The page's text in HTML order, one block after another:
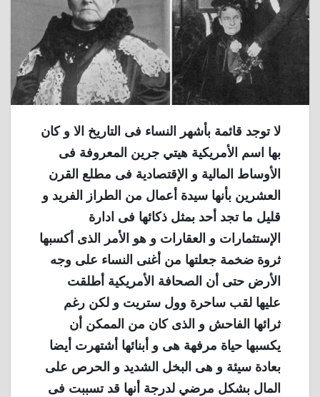
لا توجد قائمة بأشهر النساء فى التاريخ الا و كان
بها اسم الأمريكية هيتي جرين المعروفة فى
الأوساط المالية و الإقتصادية فى مطلع القرن
العشرين بأنها سيدة أعمال من الطراز الفريد و
قليل ما تجد أحد بمثل ذكائها فى ادارة
الإستثمارات و العقارات و هو الأمر الذى أكسبها
ثروة ضخمة جعلتها من أغنى النساء على وجه
الأرض حتى أن الصحافة الأمريكية أطلقت
عليها لقب ساحرة وول ستريت و لكن رغم
ثرائها الفاحش و الذى كان من الممكن أن
يكسبها حياة مرفهة هى و أبنائها أشتهرت أيضا
بعادة سيئة و هى البخل الشديد و الحرص على
المال بشكل مرضي لدرجة أنها قد تسببت فى